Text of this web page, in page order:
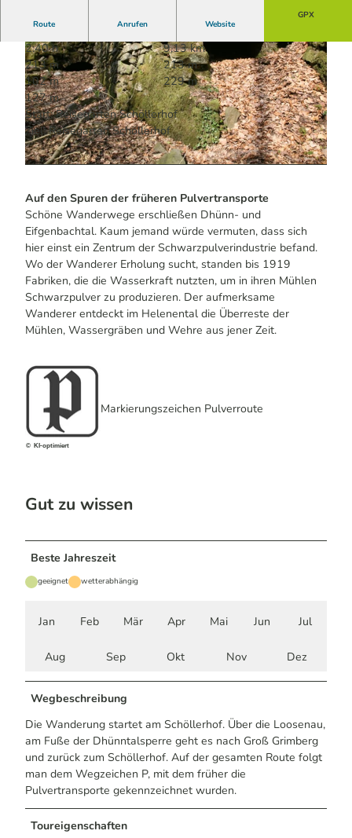
© Das Bergische / David Bosbach | KI-optimiert |CC-BY-SA
Route Anrufen Website
GPX
2:40 h
9,13 km
213 m
213 m
102 m
229 m
127 m
Start: Reisegarten Schöllerhof
Ziel: Reisegarten Schöllerhof
Auf den Spuren der früheren Pulvertransporte
Schöne Wanderwege erschließen Dhünn- und
Eifgenbachtal. Kaum jemand würde vermuten, dass sich
hier einst ein Zentrum der Schwarzpulverindustrie befand.
Wo der Wanderer Erholung sucht, standen bis 1919
Fabriken, die die Wasserkraft nutzten, um in ihren Mühlen
Schwarzpulver zu produzieren. Der aufmerksame
Wanderer entdeckt im Helenental die Überreste der
Mühlen, Wassergräben und Wehre aus jener Zeit.
© KI-optimiert
Markierungszeichen Pulverroute
Gut zu wissen
Beste Jahreszeit
geeignet wetterabhängig
Jan Feb Mär Apr Mai Jun Jul
Aug Sep Okt Nov Dez
Wegbeschreibung
Die Wanderung startet am Schöllerhof. Über die Loosenau,
am Fuße der Dhünntalsperre geht es nach Groß Grimberg
und zurück zum Schöllerhof. Auf der gesamten Route folgt
man dem Wegzeichen P, mit dem früher die
Pulvertransporte gekennzeichnet wurden.
Toureigenschaften